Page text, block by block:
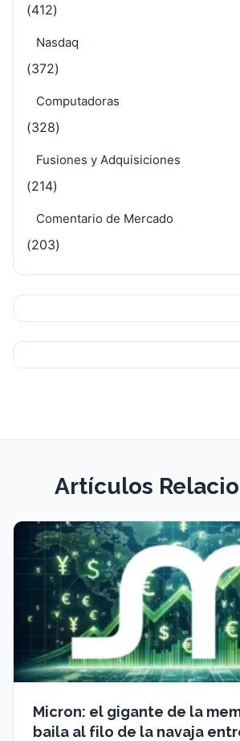
(412)
Nasdaq
(372)
Computadoras
(328)
Fusiones y Adquisiciones
(214)
Comentario de Mercado
(203)
Artículos
Micron: el gigante de la
baila al filo de la navaja